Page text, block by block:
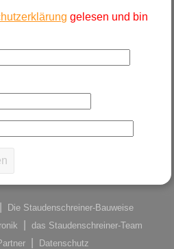
gelesen und bin
Die Staudenschreiner-Bauweise
das Staudenschreiner-Team
Datenschutz